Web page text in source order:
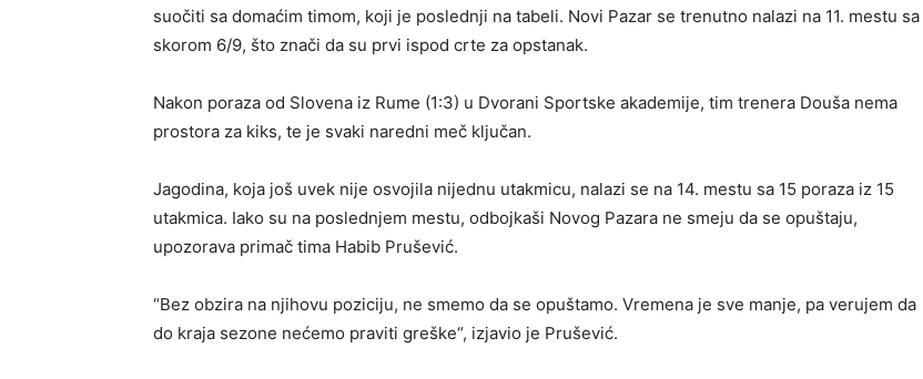
suočiti sa domaćim timom, koji je poslednji na tabeli. Novi Pazar se trenutno nalazi na 11. mestu sa
skorom 6/9, što znači da su prvi ispod crte za opstanak.
Nakon poraza od Slovena iz Rume (1:3) u Dvorani Sportske akademije, tim trenera Douša nema
prostora za kiks, te je svaki naredni meč ključan.
Jagodina, koja još uvek nije osvojila nijednu utakmicu, nalazi se na 14. mestu sa 15 poraza iz 15
utakmica. Iako su na poslednjem mestu, odbojkaši Novog Pazara ne smeju da se opuštaju,
upozorava primač tima Habib Prušević.
“Bez obzira na njihovu poziciju, ne smemo da se opuštamo. Vremena je sve manje, pa verujem da
do kraja sezone nećemo praviti greške“, izjavio je Prušević.